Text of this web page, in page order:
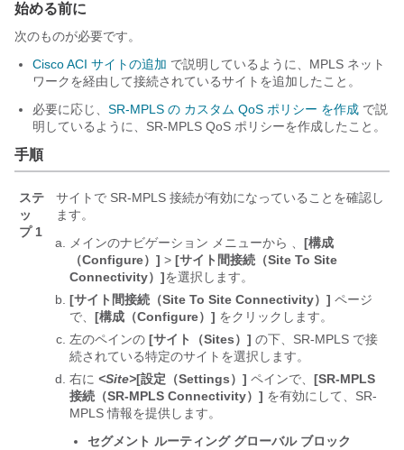
始める前に
次のものが必要です。
Cisco ACI サイトの追加 で説明しているように、MPLS ネット
ワークを経由して接続されているサイトを追加したこと。
必要に応じ、 SR-MPLS の カスタム QoS ポリシー を作成 で説
明しているように、SR-MPLS QoS ポリシーを作成したこと。
手順
ステ
ッ
プ 1
サイトで SR-MPLS 接続が有効になっていることを確認し
ます。
メインのナビゲーション メニューから 、 [構成
（Configure）] > [サイト間接続（Site To Site
Connectivity）]を選択します。
[サイト間接続（Site To Site Connectivity）] ページ
で、 [構成（Configure）] をクリックします。
左のペインの [サイト（Sites）] の下、SR-MPLS で接
続されている特定のサイトを選択します。
右に <Site>[設定（Settings）] ペインで、 [SR-MPLS
接続（SR-MPLS Connectivity）] を有効にして、SR-
MPLS 情報を提供します。
セグメント ルーティング グローバル ブロック